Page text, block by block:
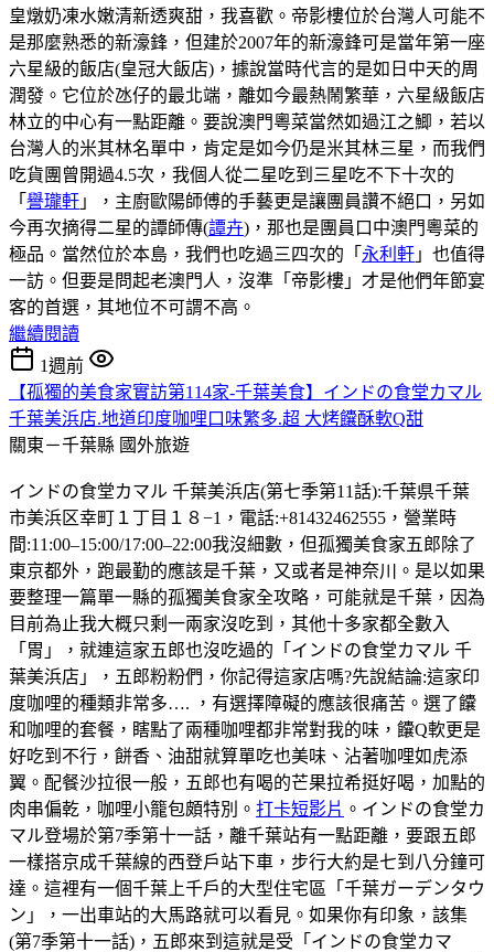
皇燉奶凍水嫩清新透爽甜，我喜歡。帝影樓位於台灣人可能不
是那麼熟悉的新濠鋒，但建於2007年的新濠鋒可是當年第一座
六星級的飯店(皇冠大飯店)，據說當時代言的是如日中天的周
潤發。它位於氹仔的最北端，離如今最熱鬧繁華，六星級飯店
林立的中心有一點距離。要說澳門粵菜當然如過江之鯽，若以
台灣人的米其林名單中，肯定是如今仍是米其林三星，而我們
吃貨團曾開過4.5次，我個人從二星吃到三星吃不下十次的
「 譽瓏軒 」，主廚歐陽師傅的手藝更是讓團員讚不絕口，另如
今再次摘得二星的譚師傳(譚卉)，那也是團員口中澳門粵菜的
極品。當然位於本島，我們也吃過三四次的「 永利軒 」也值得
一訪。但要是問起老澳門人，沒準「帝影樓」才是他們年節宴
客的首選，其地位不可謂不高。
繼續閱讀
1週前
【孤獨的美食家實訪第114家-千葉美食】インドの食堂カマル
千葉美浜店.地道印度咖哩口味繁多.超 大烤饢酥軟Q甜
關東－千葉縣 國外旅遊
インドの食堂カマル 千葉美浜店(第七季第11話):千葉県千葉
市美浜区幸町１丁目１８−1，電話:+81432462555，營業時
間:11:00–15:00/17:00–22:00我沒細數，但孤獨美食家五郎除了
東京都外，跑最勤的應該是千葉，又或者是神奈川。是以如果
要整理一篇單一縣的孤獨美食家全攻略，可能就是千葉，因為
目前為止我大概只剩一兩家沒吃到，其他十多家都全數入
「胃」，就連這家五郎也沒吃過的「インドの食堂カマル 千
葉美浜店」，五郎粉粉們，你記得這家店嗎?先說結論:這家印
度咖哩的種類非常多…. ，有選擇障礙的應該很痛苦。選了饢
和咖哩的套餐，瞎點了兩種咖哩都非常對我的味，饢Q軟更是
好吃到不行，餅香、油甜就算單吃也美味、沾著咖哩如虎添
翼。配餐沙拉很一般，五郎也有喝的芒果拉希挺好喝，加點的
肉串偏乾，咖哩小籠包頗特別。 打卡短影片 。インドの食堂カ
マル登場於第7季第十一話，離千葉站有一點距離，要跟五郎
一樣搭京成千葉線的西登戶站下車，步行大約是七到八分鐘可
達。這裡有一個千葉上千戶的大型住宅區「千葉ガーデンタウ
ン」，一出車站的大馬路就可以看見。如果你有印象，該集
(第7季第十一話)，五郎來到這就是受「インドの食堂カマ